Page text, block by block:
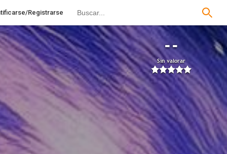
Registrarse
--
Sin valorar